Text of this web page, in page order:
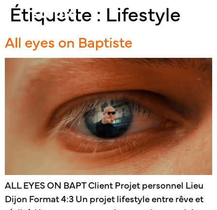
Étiquette : Lifestyle
All eyes on Baptiste
ALL EYES ON BAPT Client Projet personnel Lieu
Dijon Format 4:3 Un projet lifestyle entre rêve et